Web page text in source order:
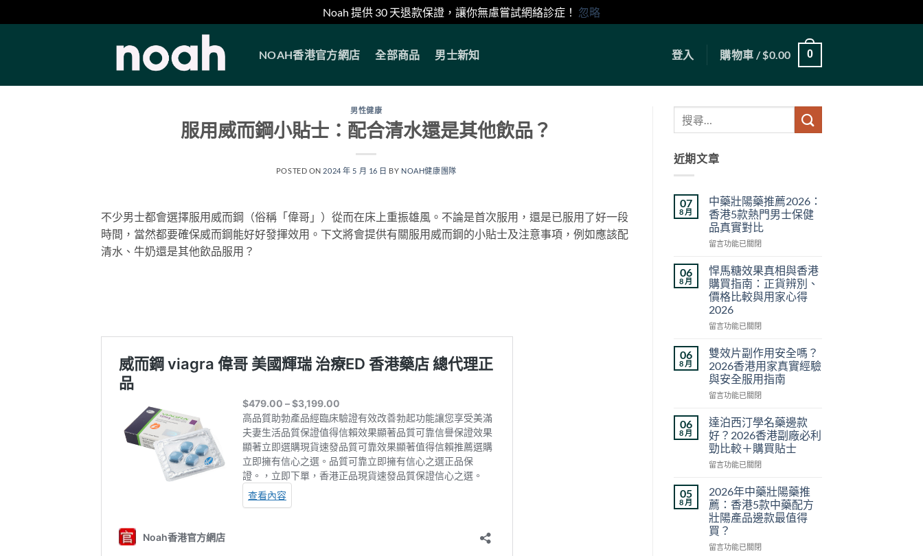
Noah 提供 30 天退款保證，讓你無慮嘗試網絡診症！ 忽略
NOAH香港官方網店 全部商品 男士新知 登入 購物車 /$0.00 0
男性健康
服用威而鋼小貼士：配合清水還是其他飲品？
POSTED ON 2024 年 5 月 16 日 BY NOAH健康團隊
不少男士都會選擇服用威而鋼（俗稱「偉哥」）從而在床上重振雄風。不論是首次服用，還是已服用了好一段
時間，當然都要確保威而鋼能好好發揮效用。下文將會提供有關服用威而鋼的小貼士及注意事項，例如應該配
清水、牛奶還是其他飲品服用？
近期文章
07
8 月
中藥壯陽藥推薦2026：
香港5款熱門男士保健
品真實對比
在
藥
壯
陽
藥
推
薦
香
港
5
款
熱
男
士
保
健
品
實
對
比〉
中
留言功能已關閉
06
8 月
悍馬糖效果真相與香港
購買指南：正貨辨別、
價格比較與用家心得
2026
在
馬
糖
效
果
真
與
香
港
購
買
南：
正
貨
辨
別、
價
留言功能已關閉
06
8 月
雙效片副作用安全嗎？
2026香港用家真實經驗
與安全服用指南
在
效
片
副
作
用
全
嗎？
2026
香
港
用
留言功能已關閉
06
8 月
達泊西汀學名藥邊款
好？2026香港副廠必利
勁比較＋購買貼士
在
泊
西
汀
學
名
藥
留言功能已關閉
05
8 月
2026年中藥壯陽藥推
薦：香港5款中藥配方
壯陽產品邊款最值得
買？
在
留言功能已關閉